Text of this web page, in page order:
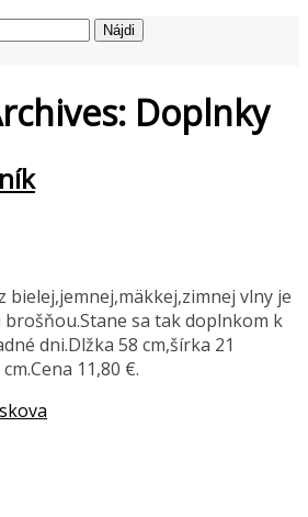
Doplnky
bielej,jemnej,mäkkej,zimnej vlny je
sa tak doplnkom k
dni.Dlžka 58 cm,šírka 21
11,80 €.